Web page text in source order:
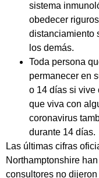
sistema
obedecer
distanciamiento
los demás.
Toda persona
permanecer en
o 14 días si vive
que viva con
coronavirus
durante 14 días.
Las últimas cifras
Northamptonshire
consultores no